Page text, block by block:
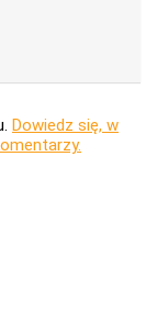
Dowiedz się, w